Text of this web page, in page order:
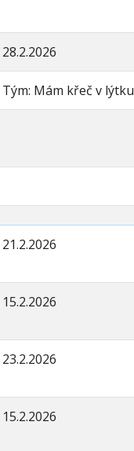
28.2.2026
Tým: Mám křeč v lýtku
21.2.2026
15.2.2026
23.2.2026
15.2.2026